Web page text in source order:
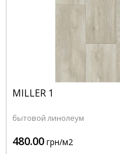
MILLER 1
бытовой линолеум
480.00 грн/м2